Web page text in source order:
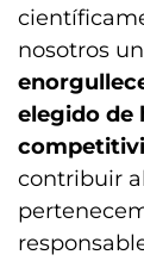
nosotros
elegido de
contribuir